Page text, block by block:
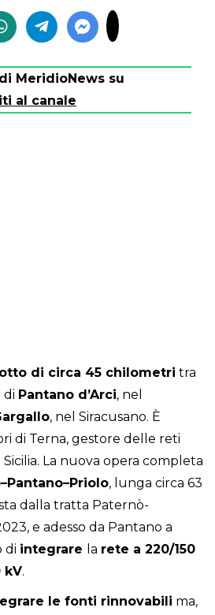
MeridioNews su
al canale
di circa 45 chilometri tra
di Pantano d’Arci, nel
, nel Siracusano. È
di Terna, gestore delle reti
La nuova opera completa
, lunga circa 63
dalla tratta Paternò-
e adesso da Pantano a
di integrare la rete a 220/150
kV.
le fonti rinnovabili ma,